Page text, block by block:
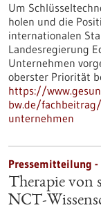
Um
holen und die
internationalen
Landesregierung
Unternehmen
oberster Priorität
https://
bw.de/
unternehmen
Pressemitteilung -
Therapie von
NCT-